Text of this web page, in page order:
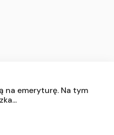
na emeryturę. Na tym